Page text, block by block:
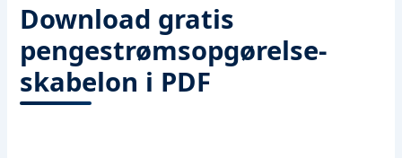
Download gratis
pengestrømsopgørelse-
skabelon i PDF